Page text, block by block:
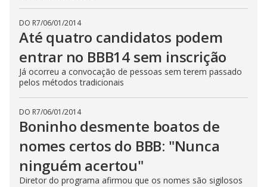
DO R7/06/01/2014
Até quatro candidatos podem
entrar no BBB14 sem inscrição
Já ocorreu a convocação de pessoas sem terem passado
pelos métodos tradicionais
DO R7/06/01/2014
Boninho desmente boatos de
nomes certos do BBB: "Nunca
ninguém acertou"
Diretor do programa afirmou que os nomes são sigilosos